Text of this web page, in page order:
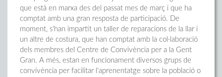
que està en marxa des del passat mes de març i que ha
comptat amb una gran resposta de participació. De
moment, s'han impartit un taller de reparacions de la llar i
un altre de costura, que han comptat amb la col·laboració
dels membres del Centre de Convivència per a la Gent
Gran. A més, estan en funcionament diversos grups de
convivència per facilitar l'aprenentatge sobre la població o